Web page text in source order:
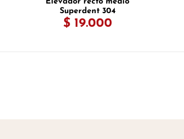
Elevador recto medio
Superdent 304
$ 19.000